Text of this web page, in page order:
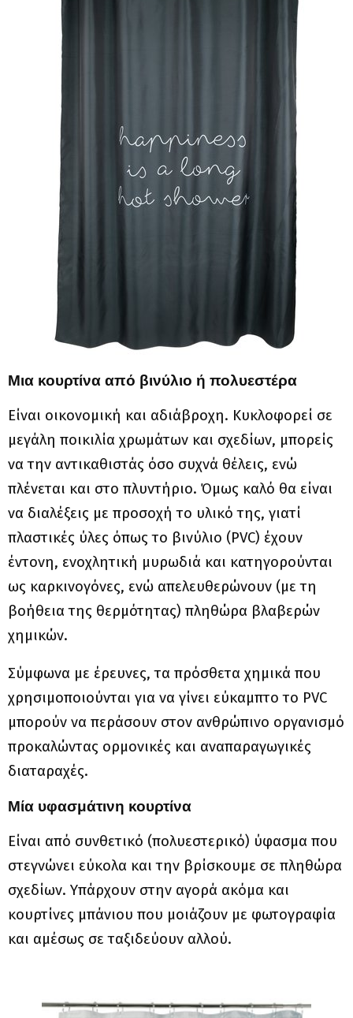
Μια κουρτίνα από βινύλιο ή πολυεστέρα
Είναι οικονομική και αδιάβροχη. Κυκλοφορεί σε
μεγάλη ποικιλία χρωμάτων και σχεδίων, μπορείς
να την αντικαθιστάς όσο συχνά θέλεις, ενώ
πλένεται και στο πλυντήριο. Όμως καλό θα είναι
να διαλέξεις με προσοχή το υλικό της, γιατί
πλαστικές ύλες όπως το βινύλιο (PVC) έχουν
έντονη, ενοχλητική μυρωδιά και κατηγορούνται
ως καρκινογόνες, ενώ απελευθερώνουν (με τη
βοήθεια της θερμότητας) πληθώρα βλαβερών
χημικών.
Σύμφωνα με έρευνες, τα πρόσθετα χημικά που
χρησιμοποιούνται για να γίνει εύκαμπτο το PVC
μπορούν να περάσουν στον ανθρώπινο οργανισμό
προκαλώντας ορμονικές και αναπαραγωγικές
διαταραχές.
Μία υφασμάτινη κουρτίνα
Είναι από συνθετικό (πολυεστερικό) ύφασμα που
στεγνώνει εύκολα και την βρίσκουμε σε πληθώρα
σχεδίων. Υπάρχουν στην αγορά ακόμα και
κουρτίνες μπάνιου που μοιάζουν με φωτογραφία
και αμέσως σε ταξιδεύουν αλλού.